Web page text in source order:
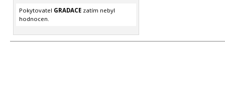
Pokytovatel GRADACE zatím nebyl
hodnocen.